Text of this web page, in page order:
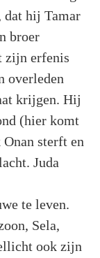
dat hij Tamar
broer
zijn erfenis
overleden
krijgen. Hij
(hier komt
sterft en
Juda
te leven.
Sela,
ook zijn